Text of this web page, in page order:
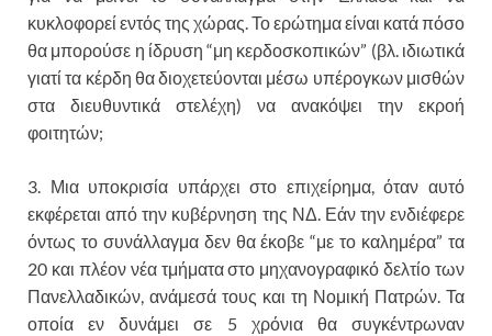
κυκλοφορεί εντός της χώρας. Το ερώτημα είναι κατά πόσο
θα μπορούσε η ίδρυση “μη κερδοσκοπικών” (βλ. ιδιωτικά
γιατί τα κέρδη θα διοχετεύονται μέσω υπέρογκων μισθών
στα διευθυντικά στελέχη) να ανακόψει την εκροή
φοιτητών;
3. Μια υποκρισία υπάρχει στο επιχείρημα, όταν αυτό
εκφέρεται από την κυβέρνηση της ΝΔ. Εάν την ενδιέφερε
όντως το συνάλλαγμα δεν θα έκοβε “με το καλημέρα” τα
20 και πλέον νέα τμήματα στο μηχανογραφικό δελτίο των
Πανελλαδικών, ανάμεσά τους και τη Νομική Πατρών. Τα
οποία εν δυνάμει σε 5 χρόνια θα συγκέντρωναν